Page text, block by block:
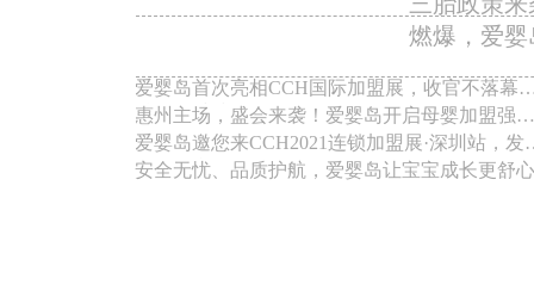
燃爆，爱
爱婴岛首次亮相CCH国际加盟展，收官不落幕
精彩仍继续...
惠州主场，盛会来袭！爱婴岛开启母婴加盟强
擎！
爱婴岛邀您来CCH2021连锁加盟展·深圳站，发
母婴红利！
安全无忧、品质护航，爱婴岛让宝宝成长更舒